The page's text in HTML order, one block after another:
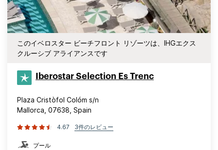
このイベロスター ビーチフロント リゾーツは、IHGエクス
クルーシブ アライアンスです
Iberostar Selection​ Es Trenc
Plaza Cristòfol Colóm s/n
Mallorca, 07638, Spain
4.67 3件のレビュー
プール